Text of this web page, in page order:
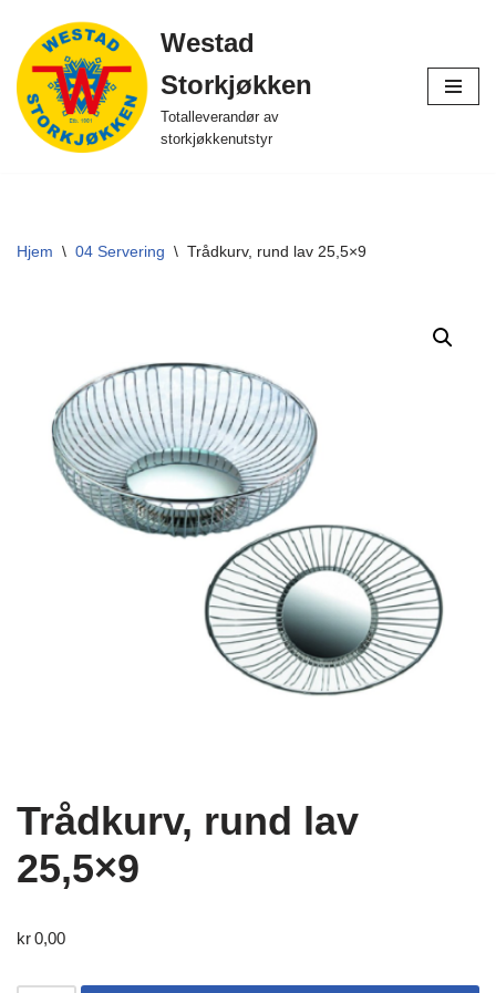
Hopp
til
innholdet
Westad
Storkjøkken
Totalleverandør av
storkjøkkenutstyr
Hjem \ 04 Servering \ Trådkurv, rund lav 25,5×9
Trådkurv, rund lav
25,5×9
kr0,00